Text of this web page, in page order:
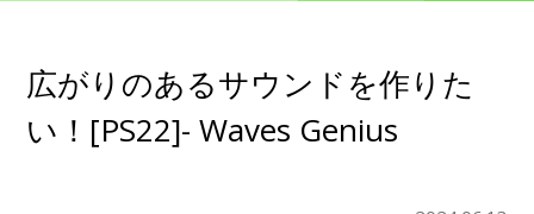
広がりのあるサウンドを作りた
い！[PS22]- Waves Genius